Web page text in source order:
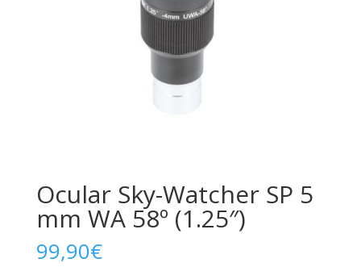
Ocular Sky-Watcher SP 5
mm WA 58º (1.25″)
99,90€